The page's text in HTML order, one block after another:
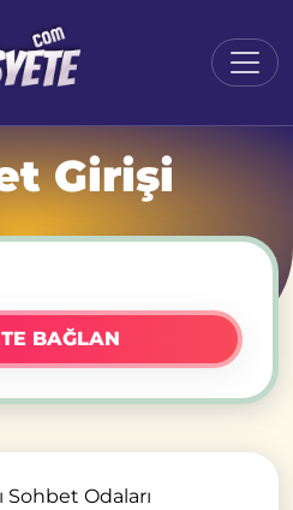
Girişi
BAĞLAN
Sohbet Odaları